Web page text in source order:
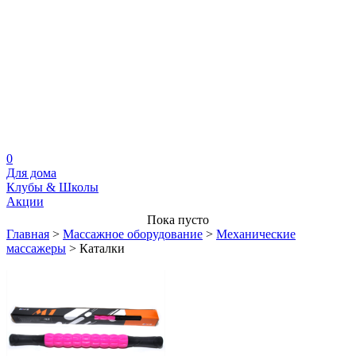
0
Для дома
Клубы & Школы
Акции
Пока пусто
Главная > Массажное оборудование > Механические
массажеры > Каталки